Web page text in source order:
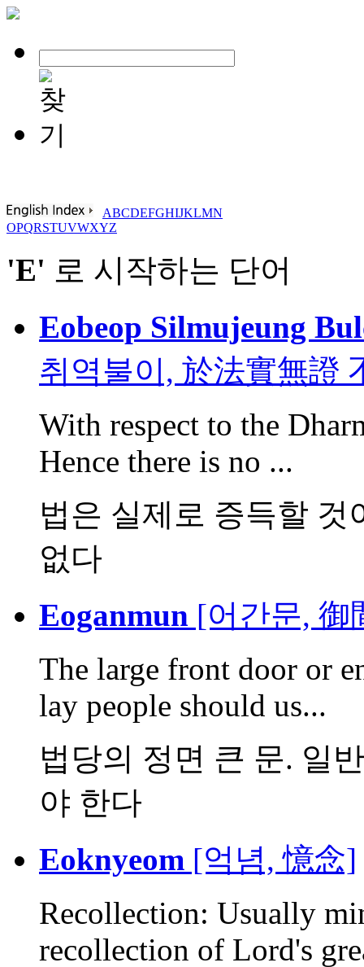
ABCDEFGHIJKLMN
OPQRSTUVWXYZ
'E' 로 시작하는 단어
Eobeop Silmujeung
취역불이, 於法實無證
With respect to the
Hence there is no ...
법은 실제로 증득할
없다
Eoganmun [어간문, 御
The large front door or
lay people should us...
법당의 정면 큰 문. 일
야 한다
Eoknyeom [억념, 憶念]
Recollection: Usually
recollection of Lord's